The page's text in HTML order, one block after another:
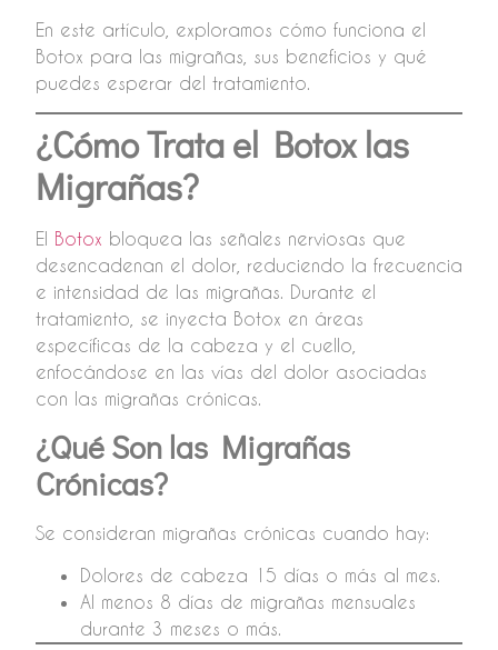
En este artículo, exploramos cómo funciona el
Botox para las migrañas, sus beneficios y qué
puedes esperar del tratamiento.
¿Cómo Trata el Botox las
Migrañas?
El Botox bloquea las señales nerviosas que
desencadenan el dolor, reduciendo la frecuencia
e intensidad de las migrañas. Durante el
tratamiento, se inyecta Botox en áreas
específicas de la cabeza y el cuello,
enfocándose en las vías del dolor asociadas
con las migrañas crónicas.
¿Qué Son las Migrañas
Crónicas?
Se consideran migrañas crónicas cuando hay:
Dolores de cabeza 15 días o más al mes.
Al menos 8 días de migrañas mensuales
durante 3 meses o más.